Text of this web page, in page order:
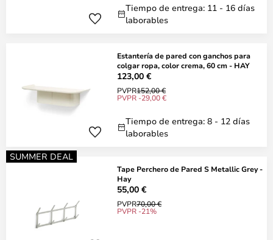
Tiempo de entrega: 11 - 16 días
laborables
Estantería de pared con ganchos para
colgar ropa, color crema, 60 cm - HAY
123,00 €
PVPR152,00 €
PVPR -29,00 €
Tiempo de entrega: 8 - 12 días
laborables
SUMMER DEAL
Tape Perchero de Pared S Metallic Grey -
Hay
55,00 €
PVPR70,00 €
PVPR -21%